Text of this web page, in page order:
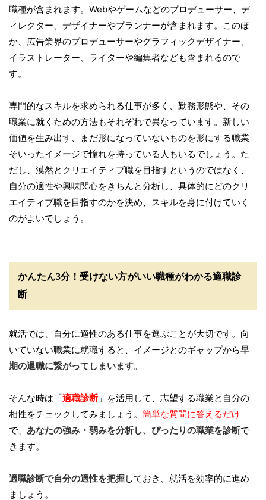
職種が含まれます。Webやゲームなどのプロデューサー、デ
ィレクター、デザイナーやプランナーが含まれます。このほ
か、広告業界のプロデューサーやグラフィックデザイナー、
イラストレーター、ライターや編集者なども含まれるので
す。
専門的なスキルを求められる仕事が多く、勤務形態や、その
職業に就くための方法もそれぞれで異なっています。新しい
価値を生み出す、まだ形になっていないものを形にする職業
そいったイメージで憧れを持っている人もいるでしょう。た
だし、漠然とクリエイティブ職を目指すというのではなく、
自分の適性や興味関心をきちんと分析し、具体的にどのクリ
エイティブ職を目指すのかを決め、スキルを身に付けていく
のがよいでしょう。
かんたん3分！受けない方がいい職種がわかる適職診
断
就活では、自分に適性のある仕事を選ぶことが大切です。向
いていない職業に就職すると、イメージとのギャップから早
期の退職に繋がってしまいます。
そんな時は「適職診断」を活用して、志望する職業と自分の
相性をチェックしてみましょう。 簡単な質問に答えるだけ
で、 あなたの強み・弱みを分析し、ぴったりの職業を診断で
きます。
適職診断で自分の適性を把握しておき、就活を効率的に進め
ましょう。